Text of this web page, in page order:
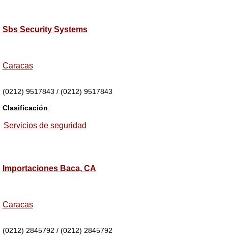
Sbs Security Systems
Caracas
(0212) 9517843 / (0212) 9517843
Clasificación:
Servicios de seguridad
Importaciones Baca, CA
Caracas
(0212) 2845792 / (0212) 2845792